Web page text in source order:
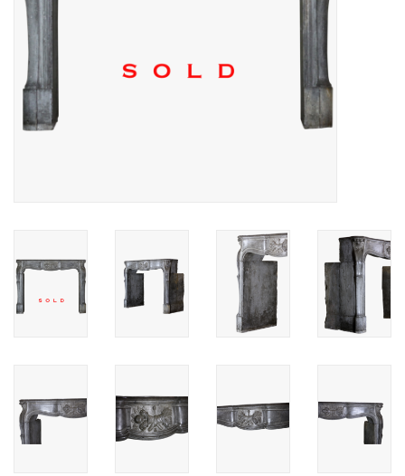
Vloeren - Steen, Terra Cotta
& Marmer
Outlet
Tevreden Klanten
Login